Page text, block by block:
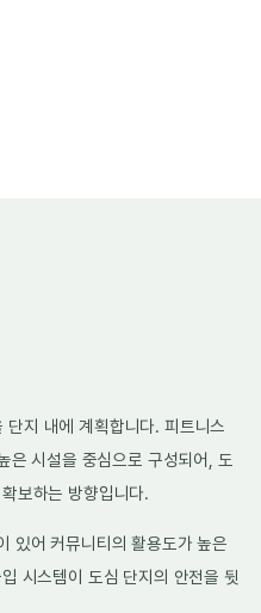
지 내에 계획합니다. 피트니스
은 시설을 중심으로 구성되어, 도
보하는 방향입니다.
있어 커뮤니티의 활용도가 높은
시스템이 도심 단지의 안전을 뒷